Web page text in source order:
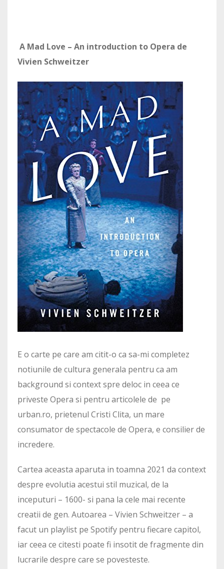
A Mad Love – An introduction to Opera de
Vivien Schweitzer
E o carte pe care am citit-o ca sa-mi completez
notiunile de cultura generala pentru ca am
background si context spre deloc in ceea ce
priveste Opera si pentru articolele de pe
urban.ro, prietenul Cristi Clita, un mare
consumator de spectacole de Opera, e consilier de
incredere.
Cartea aceasta aparuta in toamna 2021 da context
despre evolutia acestui stil muzical, de la
inceputuri – 1600- si pana la cele mai recente
creatii de gen. Autoarea – Vivien Schweitzer – a
facut un playlist pe Spotify pentru fiecare capitol,
iar ceea ce citesti poate fi insotit de fragmente din
lucrarile despre care se povesteste.